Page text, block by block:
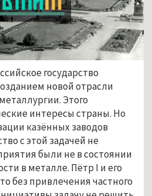
государство
новой отрасли
Этого
интересы страны. Но
казённых заводов
с этой задачей не
были не в состоянии
в металле. Пётр I и его
без привлечения частного